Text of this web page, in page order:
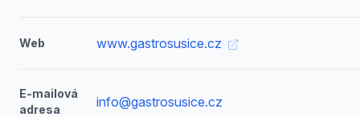
Web www.gastrosusice.cz
E-mailová
adresa
info@gastrosusice.cz